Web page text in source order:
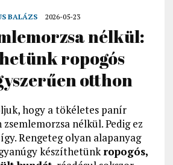
BALÁZS 2026-05-23
nélkül:
ropogós
otthon
hogy a tökéletes panír
nélkül. Pedig ez
Rengeteg olyan alapanyag
készíthetünkropogós,